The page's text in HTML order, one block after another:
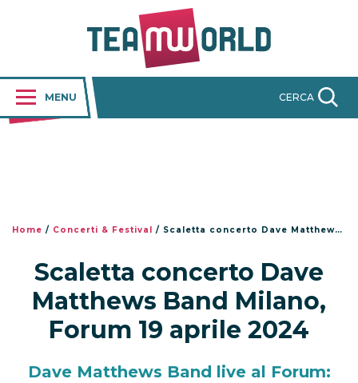
MENU CERCA
Home / Concerti & Festival / Scaletta concerto Dave Matthews Band Milano, Forum 19 aprile 2024
Scaletta concerto Dave
Matthews Band Milano,
Forum 19 aprile 2024
Dave Matthews Band live al Forum: